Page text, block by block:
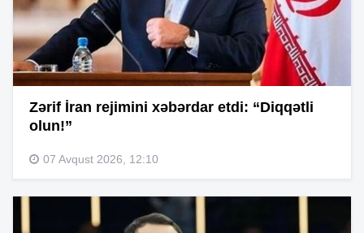
Zərif İran rejimini xəbərdar etdi: “Diqqətli
olun!”
07 Avqust 2026, 12:10